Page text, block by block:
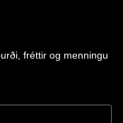
fréttir og menningu